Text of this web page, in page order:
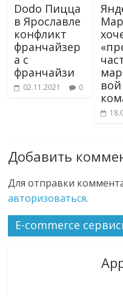
Dodo Пицца
в Ярославле
конфликт
франчайзер
а с
франчайзи
02.11.2021 0
вой
Добавить
Для отправки
авторизоваться.
E-commerce